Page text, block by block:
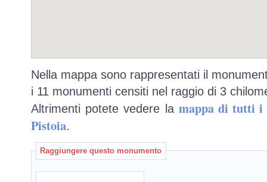
Nella mappa sono rappresentati il
i 11 monumenti censiti nel raggio di 3
Altrimenti potete vedere la mappa di tutti i
Pistoia.
Raggiungere questo monumento